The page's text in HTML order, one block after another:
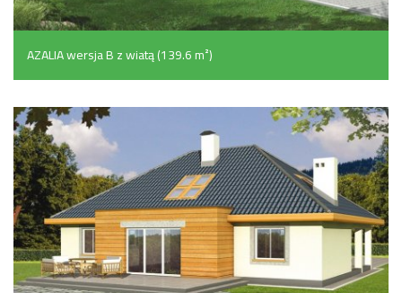
AZALIA wersja B z wiatą (139.6 m²)